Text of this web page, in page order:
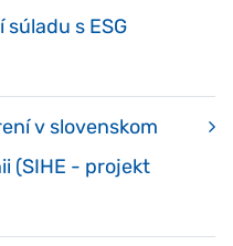
s ESG
v slovenskom
(SIHE - projekt